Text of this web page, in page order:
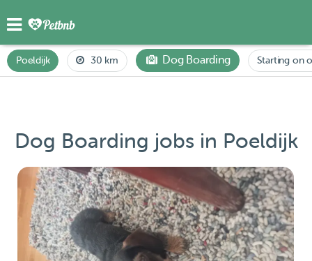
Poeldijk 30 km Dog Boarding Starting on
Dog Boarding jobs in Poeldijk